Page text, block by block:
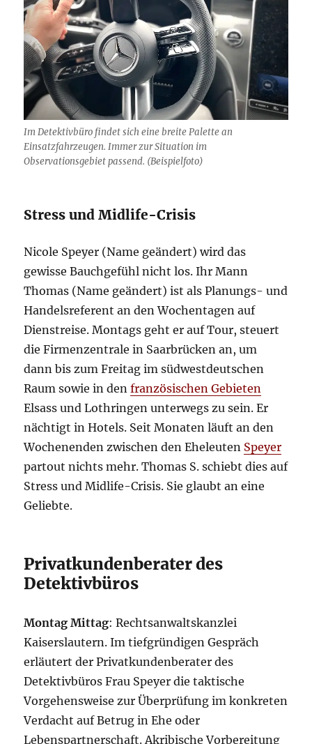
Im Detektivbüro findet sich eine breite Palette an
Einsatzfahrzeugen. Immer zur Situation im
Observationsgebiet passend. (Beispielfoto)
Stress und Midlife-Crisis
Nicole Speyer (Name geändert) wird das
gewisse Bauchgefühl nicht los. Ihr Mann
Thomas (Name geändert) ist als Planungs- und
Handelsreferent an den Wochentagen auf
Dienstreise. Montags geht er auf Tour, steuert
die Firmenzentrale in Saarbrücken an, um
dann bis zum Freitag im südwestdeutschen
Raum sowie in denfranzösischen Gebieten
Elsass und Lothringen unterwegs zu sein. Er
nächtigt in Hotels. Seit Monaten läuft an den
Wochenenden zwischen den Eheleuten Speyer
partout nichts mehr. Thomas S. schiebt dies auf
Stress und Midlife-Crisis. Sie glaubt an eine
Geliebte.
Privatkundenberater des
Detektivbüros
Montag Mittag: Rechtsanwaltskanzlei
Kaiserslautern. Im tiefgründigen Gespräch
erläutert der Privatkundenberater des
Detektivbüros Frau Speyer die taktische
Vorgehensweise zur Überprüfung im konkreten
Verdacht auf Betrug in Ehe oder
Lebenspartnerschaft. Akribische Vorbereitung